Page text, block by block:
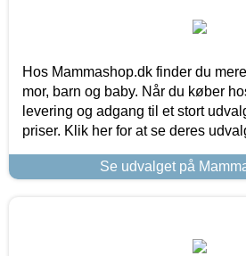
Hos Mammashop.dk finder du
mor, barn og baby. Når du køber
levering og adgang til et stort
priser. Klik her for at se deres
Se udvalget på